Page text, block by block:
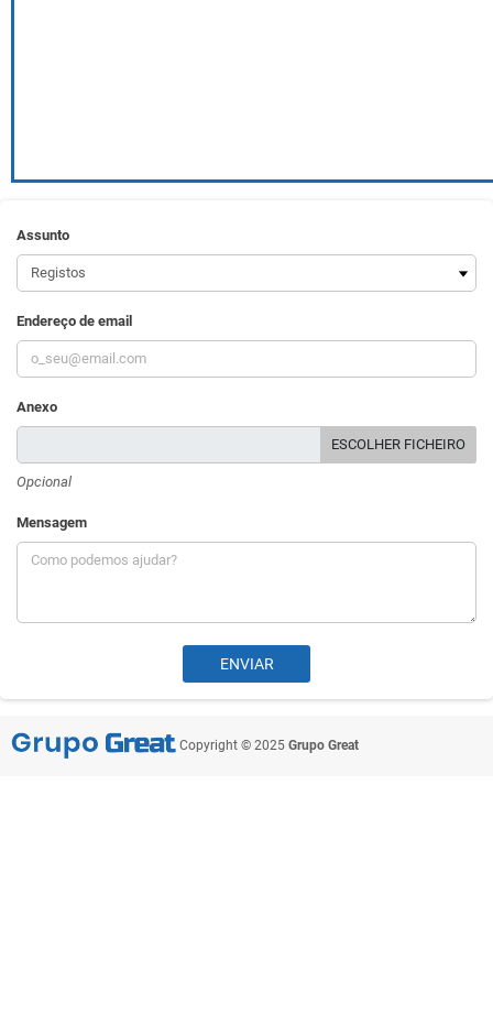
Assunto
Endereço de email
Anexo
ESCOLHER FICHEIRO
Opcional
Mensagem
Copyright © 2025 Grupo Great